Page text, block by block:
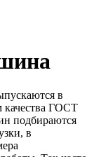
в
качества ГОСТ
подбираются
в